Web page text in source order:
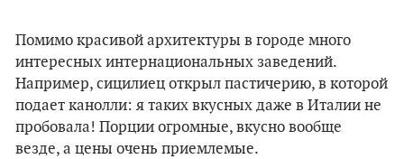
Помимо красивой архитектуры в городе много
интересных интернациональных заведений.
Например, сицилиец открыл пастичерию, в которой
подает канолли: я таких вкусных даже в Италии не
пробовала! Порции огромные, вкусно вообще
везде, а цены очень приемлемые.